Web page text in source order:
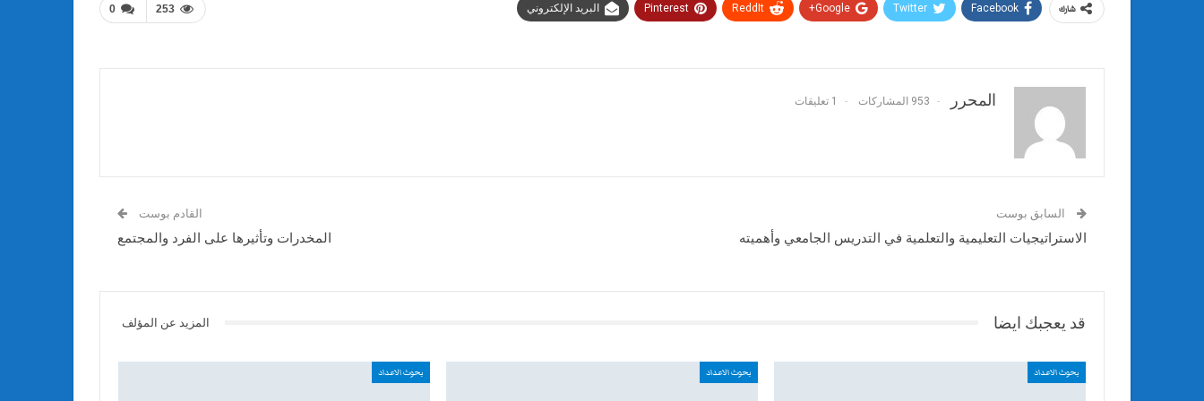
0 253 شارك Facebook
Twitter
Google+
ReddIt
Pinterest البريد الإلكتروني
المحرر 953 المشاركات 1 تعليقات
السابق بوست
الاستراتيجيات التعليمية والتعلمية في التدريس الجامعي وأهميته
القادم بوست
المخدرات وتأثيرها على الفرد والمجتمع
قد يعجبك ايضا المزيد عن المؤلف
بحوث الاعداد بحوث الاعداد بحوث الاعداد